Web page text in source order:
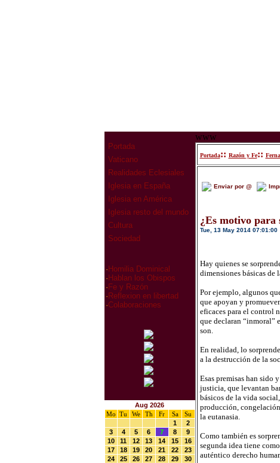
Portada
Vaticano
Realidades Eclesiales
Iglesia en España
Iglesia en América
Iglesia resto del mundo
Cultura
Sociedad
· Homilia Dominical
· Hablan los Obispos
· Fe y Razón
· Reflexion en libertad
·Colaboraciones
Aug 2026
Mo Tu We Th Fr Sa
Su
1
2
3
4 5 6 7 8
9
10
11 12 13 14 15
16
17
18 19 20 21 22
23
24
25 26 27 28 29
30
www
Portada:: Razón y Fe::
Enviar por @
¿Es motivo para
Tue, 13 May 2014 07:01:00
Hay quienes se
dimensiones básicas
Por ejemplo, algunos
que apoyan y
eficaces para el control
que declaran “inmoral”
son.
En realidad, lo
a la destrucción de la
Esas premisas han sido
justicia, que levantan
básicos de la vida
producción,
la eutanasia.
Como también es
segunda idea tiene
auténtico derecho